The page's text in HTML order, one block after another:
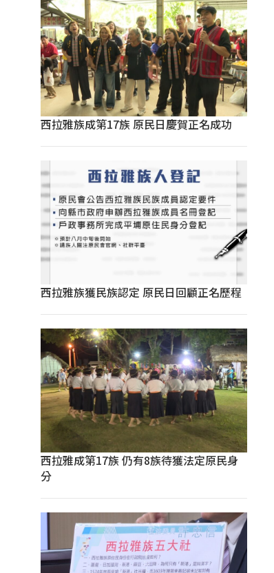
西拉雅族成第17族 原民日慶賀正名成功
西拉雅族獲民族認定 原民日回顧正名歷程
西拉雅成第17族 仍有8族待獲法定原民身
分